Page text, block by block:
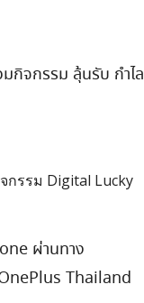
กิจกรรม ลุ้นรับ กำไล
รรม Digital Lucky
ผ่านทาง
Thailand